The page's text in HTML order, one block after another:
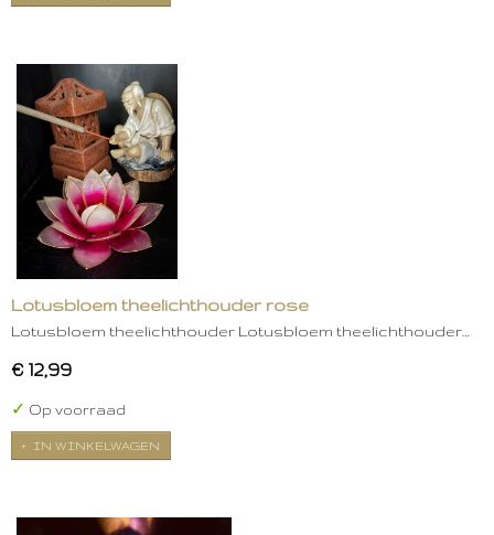
Lotusbloem theelichthouder rose
Lotusbloem theelichthouder Lotusbloem theelichthouder…
€ 12,99
✓ Op voorraad
IN WINKELWAGEN